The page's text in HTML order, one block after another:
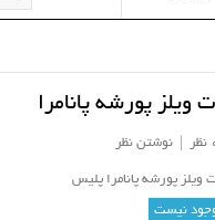
ویلز پورشه پانامرا
|نوشتن نظر
ویلز پورشه پانامرا پلیس
نیست